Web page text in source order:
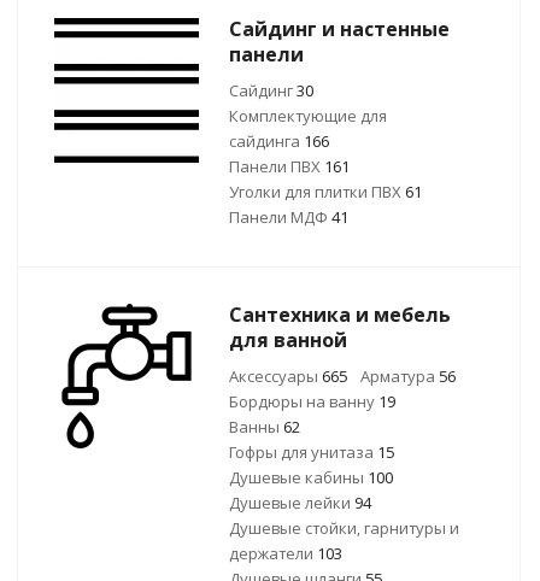
Сайдинг и настенные
панели
Сайдинг30
Комплектующие для
сайдинга 166
Панели ПВХ 161
Уголки для плитки ПВХ61
Панели МДФ 41
Сантехника и мебель
для ванной
Аксессуары 665 Арматура 56
Бордюры на ванну 19
Ванны 62
Гофры для унитаза 15
Душевые кабины 100
Душевые лейки 94
Душевые стойки, гарнитуры и
держатели 103